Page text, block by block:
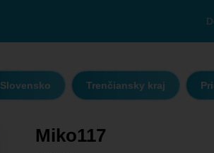
Slovensko Trenčiansky kraj
Miko117